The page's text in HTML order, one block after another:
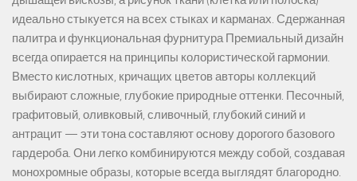
идеально стыкуется на всех стыках и карманах. Сдержанная
палитра и функциональная фурнитура Премиальный дизайн
всегда опирается на принципы колористической гармонии.
Вместо кислотных, кричащих цветов авторы коллекций
выбирают сложные, глубокие природные оттенки. Песочный,
графитовый, оливковый, сливочный, глубокий синий и
антрацит — эти тона составляют основу дорогого базового
гардероба. Они легко комбинируются между собой, создавая
монохромные образы, которые всегда выглядят благородно.